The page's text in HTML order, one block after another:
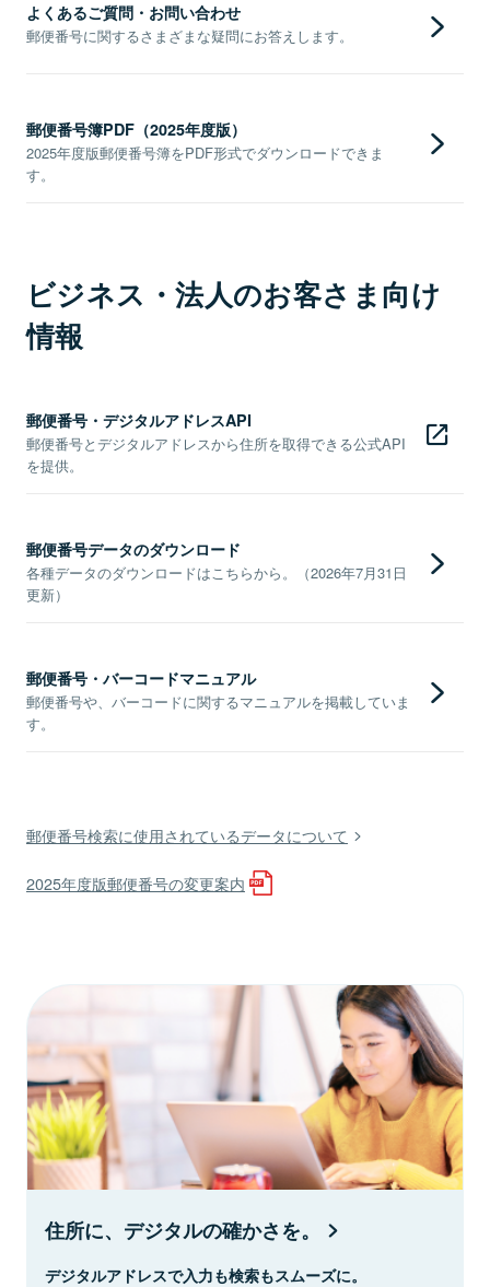
よくあるご質問・お問い合わせ
郵便番号に関するさまざまな疑問にお答えします。
郵便番号簿PDF（2025年度版）
2025年度版郵便番号簿をPDF形式でダウンロードできま
す。
ビジネス・法人のお客さま向け
情報
郵便番号・デジタルアドレスAPI
郵便番号とデジタルアドレスから住所を取得できる公式API
を提供。
郵便番号データのダウンロード
各種データのダウンロードはこちらから。（2026年7月31日
更新）
郵便番号・バーコードマニュアル
郵便番号や、バーコードに関するマニュアルを掲載していま
す。
郵便番号検索に使用されているデータについて
2025年度版郵便番号の変更案内
住所に、デジタルの確かさを。
デジタルアドレスで入力も検索もスムーズに。